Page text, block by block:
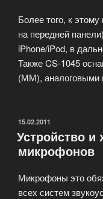
Более того, к
на передней
iPhone/iPod, в
Также CS-1045
(ММ), аналоговыми
ОПУБЛИКОВАНО
15.02.2011
Устройство и
микрофонов
Микрофоны это
всех систем